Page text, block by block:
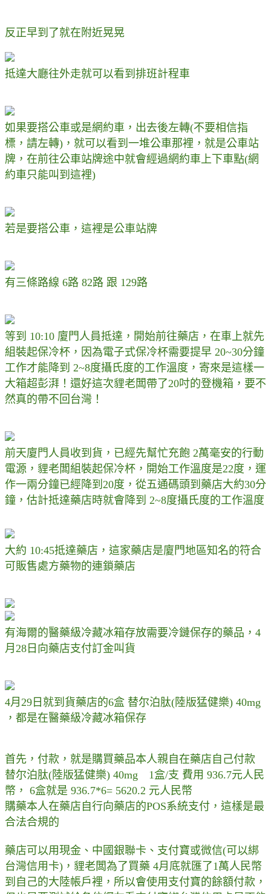
反正早到了就在附近晃晃
抵達大廳往外走就可以看到排班計程車
如果要搭公車或是網約車，出去後左轉(不要相信指
標，請左轉)，就可以看到一堆公車那裡，就是公車站
牌，在前往公車站牌途中就會經過網約車上下車點(網
約車只能叫到這裡)
若是要搭公車，這裡是公車站牌
有三條路線 6路 82路 跟 129路
等到 10:10 廈門人員抵達，開始前往藥店，在車上就先
組裝起保冷杯，因為電子式保冷杯需要提早 20~30分鐘
工作才能降到 2~8度攝氏度的工作溫度，寄來是這樣一
大箱超彭湃！還好這次貍老闆帶了20吋的登機箱，要不
然真的帶不回台灣！
前天廈門人員收到貨，已經先幫忙充飽 2萬毫安的行動
電源，貍老闆組裝起保冷杯，開始工作溫度是22度，運
作一兩分鐘已經降到20度，從五通碼頭到藥店大約30分
鐘，估計抵達藥店時就會降到 2~8度攝氏度的工作溫度
大約 10:45抵達藥店，這家藥店是廈門地區知名的符合
可販售處方藥物的連鎖藥店
有海爾的醫藥級冷藏冰箱存放需要冷鏈保存的藥品，4
月28日向藥店支付訂金叫貨
4月29日就到貨藥店的6盒 替尔泊肽(陸版猛健樂) 40mg
，都是在醫藥級冷藏冰箱保存
首先，付款，就是購買藥品本人親自在藥店自己付款
替尔泊肽(陸版猛健樂) 40mg 1盒/支 費用 936.7元人民
幣， 6盒就是 936.7*6= 5620.2 元人民幣
購藥本人在藥店自行向藥店的POS系統支付，這樣是最
合法合規的
藥店可以用現金、中國銀聯卡、支付寶或微信(可以綁
台灣信用卡)，貍老闆為了買藥 4月底就匯了1萬人民幣
到自己的大陸帳戶裡，所以會使用支付寶的餘額付款，